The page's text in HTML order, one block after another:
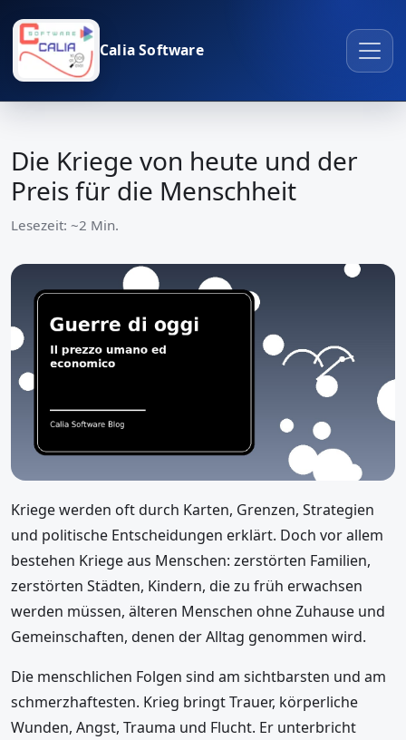
Calia Software
Die Kriege von heute und der
Preis für die Menschheit
Lesezeit: ~2 Min.
Kriege werden oft durch Karten, Grenzen, Strategien
und politische Entscheidungen erklärt. Doch vor allem
bestehen Kriege aus Menschen: zerstörten Familien,
zerstörten Städten, Kindern, die zu früh erwachsen
werden müssen, älteren Menschen ohne Zuhause und
Gemeinschaften, denen der Alltag genommen wird.
Die menschlichen Folgen sind am sichtbarsten und am
schmerzhaftesten. Krieg bringt Trauer, körperliche
Wunden, Angst, Trauma und Flucht. Er unterbricht